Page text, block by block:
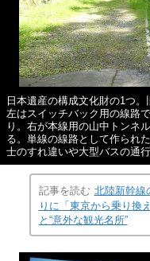
日本遺産の構成文化財の1つ。
左はスイッチバック用の線路
り。右が本線用の山中トンネ
る。単線の線路として作られ
士のすれ違いや大型バスの通
記事を読む 北陸新幹線
りに「東京から乗り換
と“意外な観光名所”